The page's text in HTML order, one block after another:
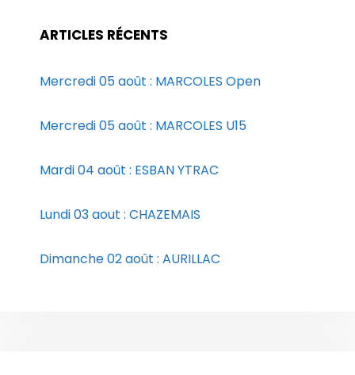
ARTICLES RÉCENTS
Mercredi 05 août : MARCOLES Open
Mercredi 05 août : MARCOLES U15
Mardi 04 août : ESBAN YTRAC
Lundi 03 aout : CHAZEMAIS
Dimanche 02 août : AURILLAC